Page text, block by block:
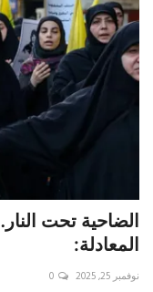
الضاحية تحت
المعادلة:
نوفمبر 25, 2025 0